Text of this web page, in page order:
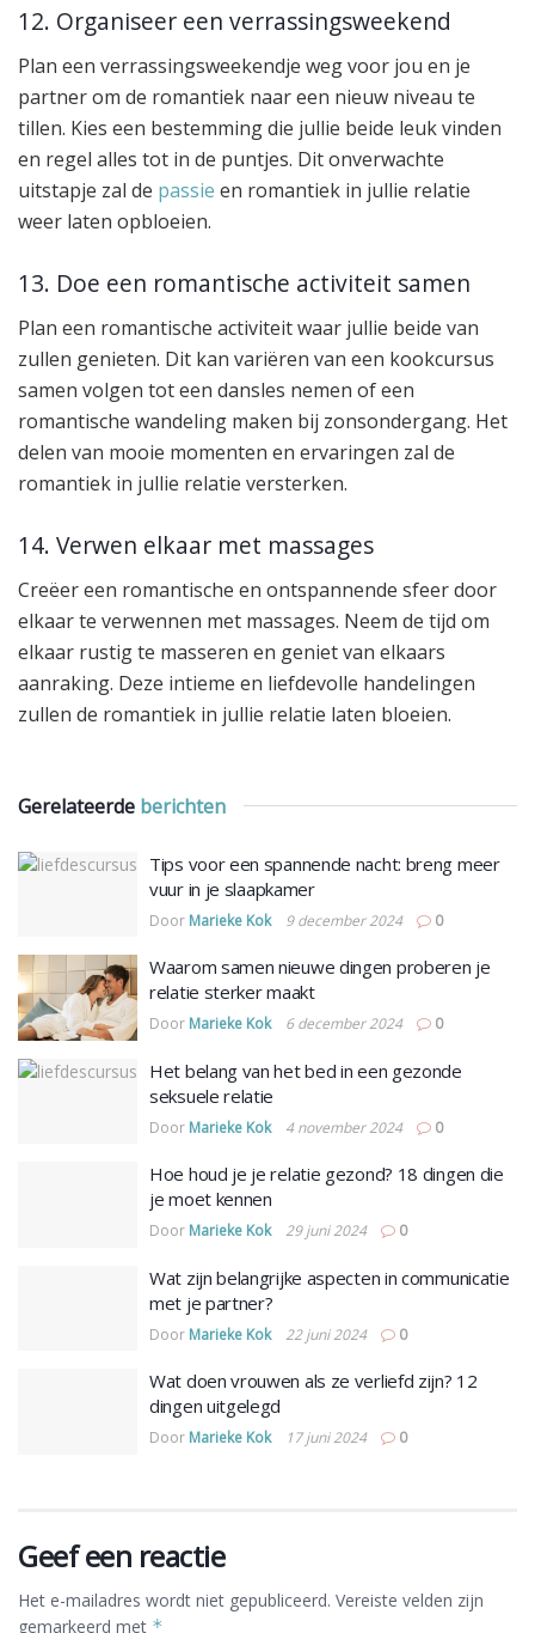
12. Organiseer een verrassingsweekend
Plan een verrassingsweekendje weg voor jou en je
partner om de romantiek naar een nieuw niveau te
tillen. Kies een bestemming die jullie beide leuk vinden
en regel alles tot in de puntjes. Dit onverwachte
uitstapje zal de passie en romantiek in jullie relatie
weer laten opbloeien.
13. Doe een romantische activiteit samen
Plan een romantische activiteit waar jullie beide van
zullen genieten. Dit kan variëren van een kookcursus
samen volgen tot een dansles nemen of een
romantische wandeling maken bij zonsondergang. Het
delen van mooie momenten en ervaringen zal de
romantiek in jullie relatie versterken.
14. Verwen elkaar met massages
Creëer een romantische en ontspannende sfeer door
elkaar te verwennen met massages. Neem de tijd om
elkaar rustig te masseren en geniet van elkaars
aanraking. Deze intieme en liefdevolle handelingen
zullen de romantiek in jullie relatie laten bloeien.
Gerelateerde berichten
Tips voor een spannende nacht: breng meer
vuur in je slaapkamer
Door Marieke Kok 9 december 2024 0
Waarom samen nieuwe dingen proberen je
relatie sterker maakt
Door Marieke Kok 6 december 2024 0
Het belang van het bed in een gezonde
seksuele relatie
Door Marieke Kok 4 november 2024 0
Hoe houd je je relatie gezond? 18 dingen die
je moet kennen
Door Marieke Kok 29 juni 2024 0
Wat zijn belangrijke aspecten in communicatie
met je partner?
Door Marieke Kok 22 juni 2024 0
Wat doen vrouwen als ze verliefd zijn? 12
dingen uitgelegd
Door Marieke Kok 17 juni 2024 0
Geef een reactie
Het e-mailadres wordt niet gepubliceerd. Vereiste velden zijn
gemarkeerd met *